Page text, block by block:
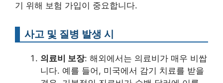
기 위해 보험 가입이 중요합니다.
사고 및 질병 발생 시
의료비 보장: 해외에서는 의료비가 매우 비쌉
니다. 예를 들어, 미국에서 감기 치료를 받을